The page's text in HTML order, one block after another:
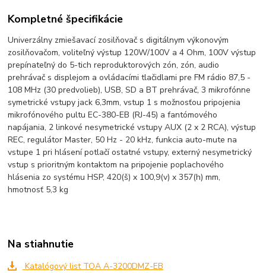
Kompletné špecifikácie
Univerzálny zmiešavací zosilňovač s digitálnym výkonovým
zosilňovačom, voliteľný výstup 120W/100V a 4 Ohm, 100V výstup
prepínateľný do 5-tich reproduktorových zón, zón, audio
prehrávač s displejom a ovládacími tlačidlami pre FM rádio 87,5 -
108 MHz (30 predvolieb), USB, SD a BT prehrávač, 3 mikrofónne
symetrické vstupy jack 6,3mm, vstup 1 s možnosťou pripojenia
mikrofónového pultu EC-380-EB (RJ-45) a fantómového
napájania, 2 linkové nesymetrické vstupy AUX (2 x 2 RCA), výstup
REC, regulátor Master, 50 Hz - 20 kHz, funkcia auto-mute na
vstupe 1 pri hlásení potlačí ostatné vstupy, externý nesymetrický
vstup s prioritným kontaktom na pripojenie poplachového
hlásenia zo systému HSP, 420(š) x 100,9(v) x 357(h) mm,
hmotnosť 5,3 kg
Na stiahnutie
Katalógový list TOA A-3200DMZ-EB